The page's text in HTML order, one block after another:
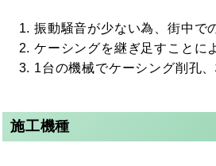
振動騒音が少ない為、街中で
ケーシングを継ぎ足すことに
1台の機械でケーシング削孔
施工機種